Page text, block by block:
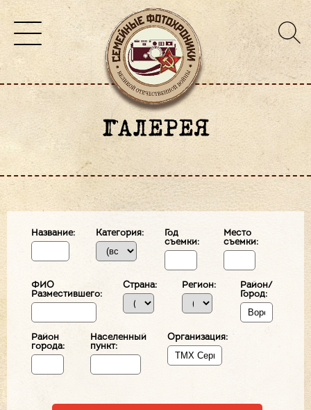
ГАЛЕРЕЯ
Название: Категория:
Год
съемки:
Место
съемки:
ФИО
Разместившего:
Страна: Регион:
Район/
Город:
Район
города:
Населенный
пункт:
Организация: